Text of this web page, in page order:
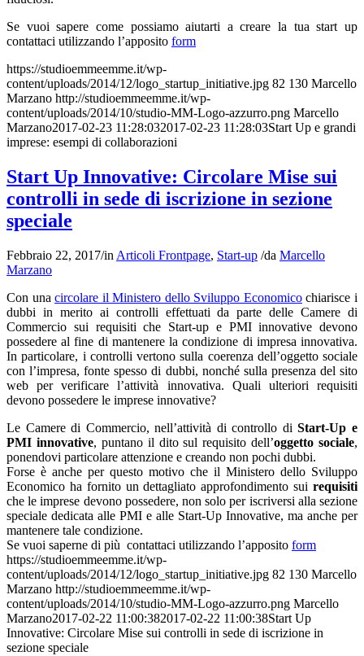
Se vuoi sapere come possiamo aiutarti a creare la tua start up
contattaci utilizzando l’apposito form
https://studioemmeemme.it/wp-
content/uploads/2014/12/logo_startup_initiative.jpg 82 130 Marcello
Marzano http://studioemmeemme.it/wp-
content/uploads/2014/10/studio-MM-Logo-azzurro.png Marcello
Marzano2017-02-23 11:28:032017-02-23 11:28:03Start Up e grandi
imprese: esempi di collaborazioni
Start Up Innovative: Circolare Mise sui
controlli in sede di iscrizione in sezione
speciale
Febbraio 22, 2017/in Articoli Frontpage, Start-up /da Marcello
Marzano
Con unacircolare il Ministero dello Sviluppo Economicochiarisce i
dubbi in merito ai controlli effettuati da parte delle Camere di
Commercio sui requisiti che Start-up e PMI innovative devono
possedere al fine di mantenere la condizione di impresa innovativa.
In particolare, i controlli vertono sulla coerenza dell’oggetto sociale
con l’impresa, fonte spesso di dubbi, nonché sulla presenza del sito
web per verificare l’attività innovativa. Quali ulteriori requisiti
devono possedere le imprese innovative?
Le Camere di Commercio, nell’attività di controllo diStart-Up e
PMI innovative, puntano il dito sul requisito dell’oggetto sociale,
ponendovi particolare attenzione e creando non pochi dubbi.
Forse è anche per questo motivo che il Ministero dello Sviluppo
Economico ha fornito un dettagliato approfondimento sui requisiti
che le imprese devono possedere, non solo per iscriversi alla sezione
speciale dedicata alle PMI e alle Start-Up Innovative, ma anche per
mantenere tale condizione.
Se vuoi saperne di più contattaci utilizzando l’apposito form
https://studioemmeemme.it/wp-
content/uploads/2014/12/logo_startup_initiative.jpg 82 130 Marcello
Marzano http://studioemmeemme.it/wp-
content/uploads/2014/10/studio-MM-Logo-azzurro.png Marcello
Marzano2017-02-22 11:00:382017-02-22 11:00:38Start Up
Innovative: Circolare Mise sui controlli in sede di iscrizione in
sezione speciale